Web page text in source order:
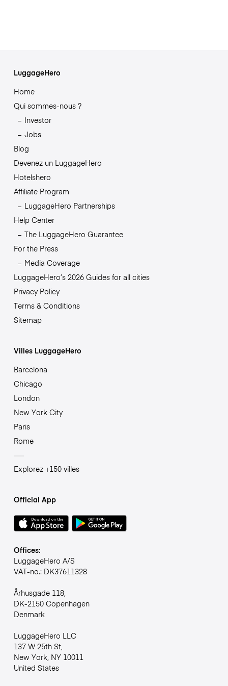
LuggageHero
Home
Qui sommes-nous ?
Investor
Jobs
Blog
Devenez un LuggageHero
Hotelshero
Affiliate Program
LuggageHero Partnerships
Help Center
The LuggageHero Guarantee
For the Press
Media Coverage
LuggageHero’s 2026 Guides for all cities
Privacy Policy
Terms & Conditions
Sitemap
Villes LuggageHero
Barcelona
Chicago
London
New York City
Paris
Rome
Explorez +150 villes
Official App
Offices:
LuggageHero A/S
VAT-no.: DK37611328
Århusgade 118,
DK-2150 Copenhagen
Denmark
LuggageHero LLC
137 W 25th St,
New York, NY 10011
United States